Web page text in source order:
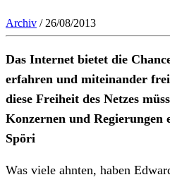
Archiv / 26/08/2013
Das Internet bietet die
erfahren und miteinander
diese Freiheit des Netzes
Konzernen und
Spöri
Was viele ahnten, haben